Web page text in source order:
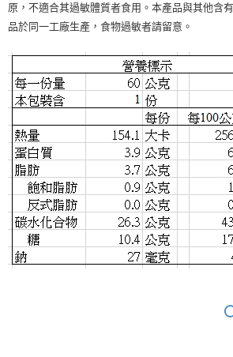
原，不適合其過敏體質者食用。本產品與其他含
品於同一工廠生產，食物過敏者請留意。